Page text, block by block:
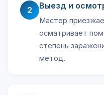
2 Выезд и
Мастер
осматривает
степень
метод.